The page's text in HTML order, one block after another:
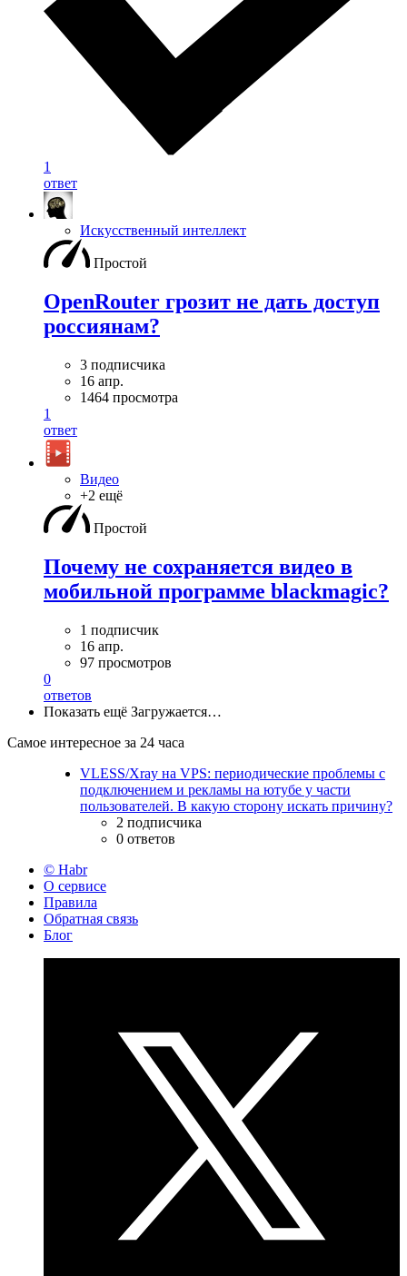
1
ответ
Искусственный интеллект
Простой
OpenRouter грозит не дать доступ
россиянам?
3 подписчика
16 апр.
1464 просмотра
1
ответ
Видео
+2 ещё
Простой
Почему не сохраняется видео в
мобильной программе blackmagic?
1 подписчик
16 апр.
97 просмотров
0
ответов
Показать ещё Загружается…
Самое интересное за 24 часа
VLESS/Xray на VPS: периодические проблемы с
подключением и рекламы на ютубе у части
пользователей. В какую сторону искать причину?
2 подписчика
0 ответов
© Habr
О сервисе
Правила
Обратная связь
Блог